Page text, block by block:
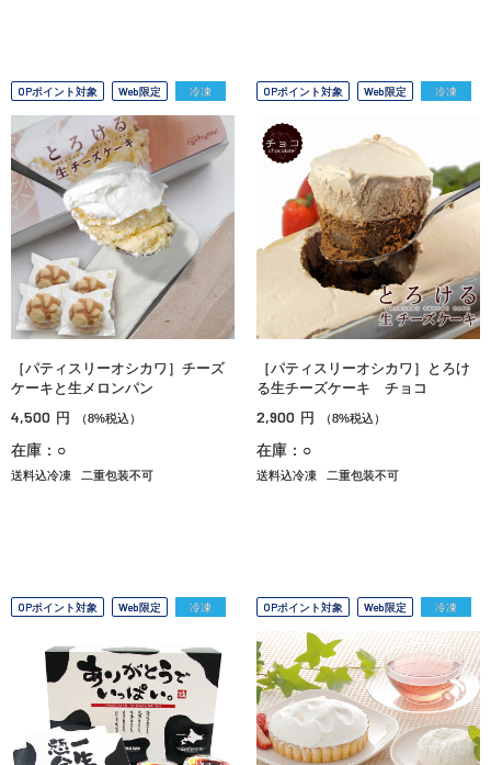
OPポイント対象 Web限定 冷凍
［パティスリーオシカワ］チーズ
ケーキと生メロンパン
4,500 円 （8%税込）
在庫：○
送料込冷凍 二重包装不可
OPポイント対象 Web限定 冷凍
［パティスリーオシカワ］とろけ
る生チーズケーキ チョコ
2,900 円 （8%税込）
在庫：○
送料込冷凍 二重包装不可
OPポイント対象 Web限定 冷凍 OPポイント対象 Web限定 冷凍